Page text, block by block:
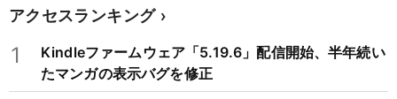
アクセスランキング
1
Kindleファームウェア「5.19.6」配信開始、半年続い
たマンガの表示バグを修正